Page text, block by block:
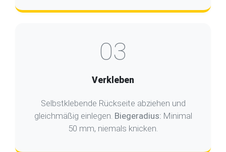
03
Verkleben
Selbstklebende Rückseite abziehen und
gleichmäßig einlegen. Biegeradius: Minimal
50 mm, niemals knicken.